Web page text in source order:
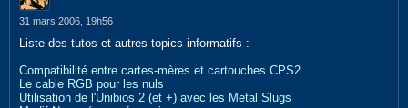
31 mars 2006, 19h56
Liste des tutos et autres topics informatifs :
Compatibilité entre cartes-mères et cartouches CPS2
Le cable RGB pour les nuls
Utilisation de l'Unibios 2 (et +) avec les Metal Slugs